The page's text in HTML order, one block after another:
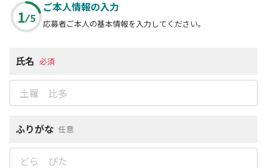
1 5
ご本人情報の入力
応募者ご本人の基本情報を入力してください。
氏名 必須
ふりがな 任意